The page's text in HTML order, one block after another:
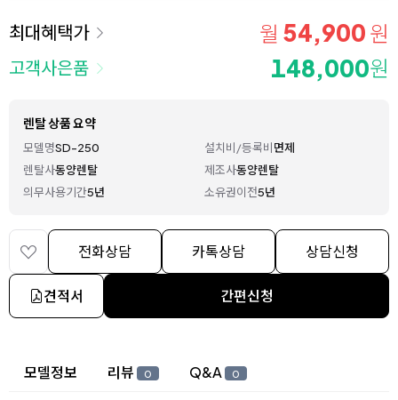
최대혜택가 월 54,900 원
고객사은품 148,000원
렌탈 상품 요약
모델명SD-250 설치비/등록비면제
렌탈사동양렌탈 제조사동양렌탈
의무사용기간5년 소유권이전5년
전화상담 카톡상담 상담신청
견적서 간편신청
상세 정보
모델정보 리뷰 0 Q&A 0